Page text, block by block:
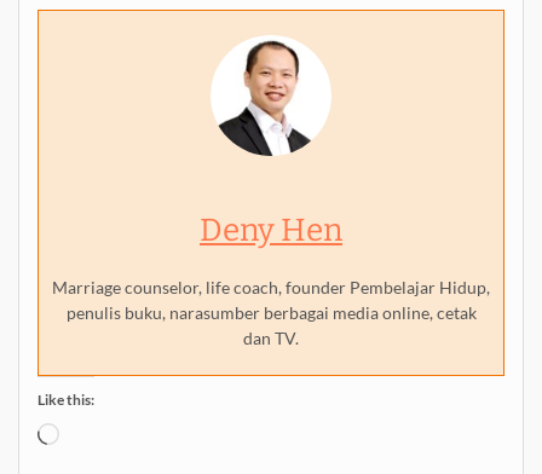
Deny Hen
Marriage counselor, life coach, founder Pembelajar Hidup,
penulis buku, narasumber berbagai media online, cetak
dan TV.
Like this:
Loading…